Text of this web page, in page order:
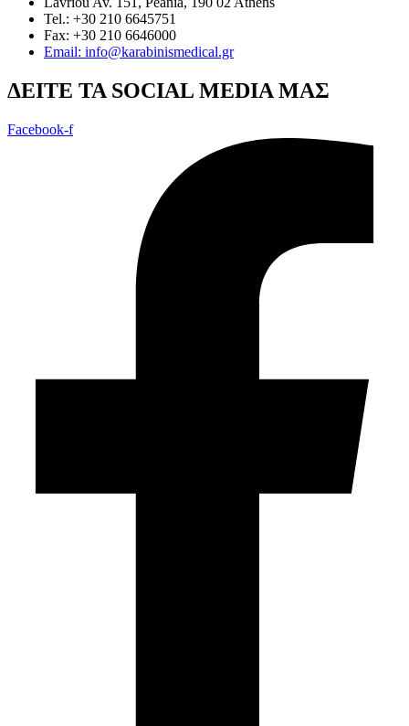
Tel.: +30 210 6645751
Fax: +30 210 6646000
Email: info@karabinismedical.gr
ΔEITE TA SOCIAL MEDIA ΜΑΣ
Facebook-f